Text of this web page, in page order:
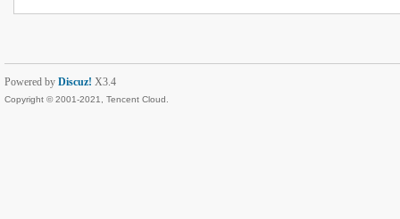
Powered by Discuz! X3.4
Copyright © 2001-2021, Tencent Cloud.